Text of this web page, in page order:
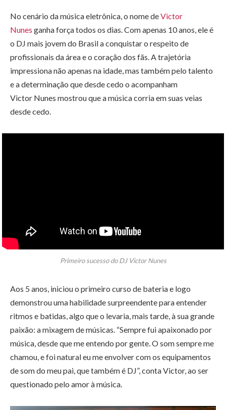
No cenário da música eletrônica, o nome deVictor
Nunes ganha força todos os dias. Com apenas 10 anos, ele é
o DJ mais jovem do Brasil a conquistar o respeito de
profissionais da área e o coração dos fãs. A trajetória
impressiona não apenas na idade, mas também pelo talento
e a determinação que desde cedo o acompanham
Victor Nunes mostrou que a música corria em suas veias
desde cedo.
Primeiro sucesso do DJ Victor Nunes
Aos 5 anos, iniciou o primeiro curso de bateria e logo
demonstrou uma habilidade surpreendente para entender
ritmos e batidas, algo que o levaria, mais tarde, à sua grande
paixão: a mixagem de músicas. “Sempre fui apaixonado por
música, desde que me entendo por gente. O som sempre me
chamou, e foi natural eu me envolver com os equipamentos
de som do meu pai, que também é DJ”, conta Victor, ao ser
questionado pelo amor à música.